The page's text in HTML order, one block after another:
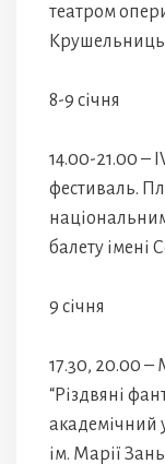
театром
8-9 січня
14.00-21.00 –
фестиваль.
балету імені
9 січня
17.30, 20.00 –
“Різдвяні
академічний
ім. Марії